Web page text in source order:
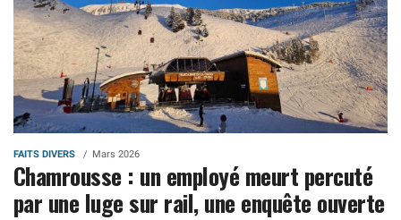
FAITS DIVERS Mars 2026
Chamrousse : un employé meurt percuté
par une luge sur rail, une enquête ouverte